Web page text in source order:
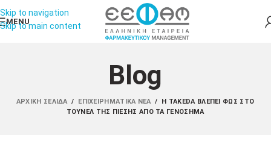
Skip to navigation
Skip to main content
MENU
Blog
ΑΡΧΙΚΉ ΣΕΛΊΔΑ / ΕΠΙΧΕΙΡΗΜΑΤΙΚΆ ΝΈΑ /
Η TAKEDA ΒΛΈΠΕΙ ΦΩΣ ΣΤΟ
ΤΟΎΝΕΛ ΤΗΣ ΠΊΕΣΗΣ ΑΠΌ ΤΑ ΓΕΝΌΣΗΜΑ